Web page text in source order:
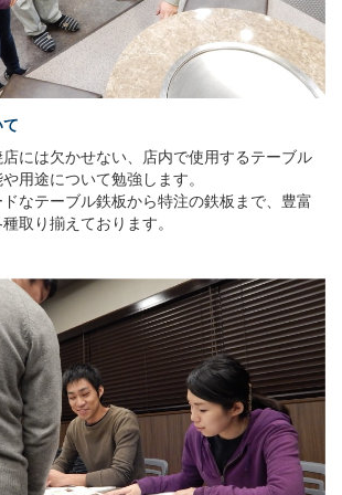
には欠かせない、店内で使用するテーブル
用途について勉強します。
なテーブル鉄板から特注の鉄板まで、豊富
取り揃えております。